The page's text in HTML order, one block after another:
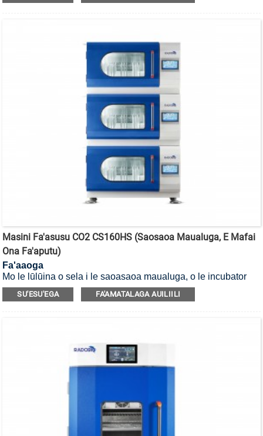
Masini Fa'asusu CO2 CS160HS (Saosaoa Maualuga, E Mafai
Ona Fa'aputu)
Fa'aaoga
Mo le lūlūina o sela i le saoasaoa maualuga, o le incubator
shaker e mafai ona fa'aputu mo le fa'amamāina o le UV ma le
afi e lua ma le fata e lua e lūlūina ai.
SU'ESU'EGA FA'AMATALAGA AUILIILI